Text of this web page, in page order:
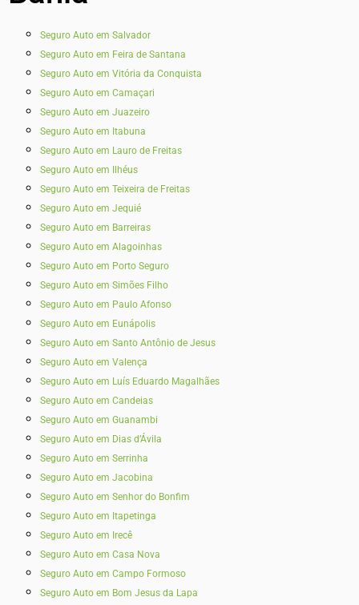
Seguro Auto em Salvador
Seguro Auto em Feira de Santana
Seguro Auto em Vitória da Conquista
Seguro Auto em Camaçari
Seguro Auto em Juazeiro
Seguro Auto em Itabuna
Seguro Auto em Lauro de Freitas
Seguro Auto em Ilhéus
Seguro Auto em Teixeira de Freitas
Seguro Auto em Jequié
Seguro Auto em Barreiras
Seguro Auto em Alagoinhas
Seguro Auto em Porto Seguro
Seguro Auto em Simões Filho
Seguro Auto em Paulo Afonso
Seguro Auto em Eunápolis
Seguro Auto em Santo Antônio de Jesus
Seguro Auto em Valença
Seguro Auto em Luís Eduardo Magalhães
Seguro Auto em Candeias
Seguro Auto em Guanambi
Seguro Auto em Dias d’Ávila
Seguro Auto em Serrinha
Seguro Auto em Jacobina
Seguro Auto em Senhor do Bonfim
Seguro Auto em Itapetinga
Seguro Auto em Irecê
Seguro Auto em Casa Nova
Seguro Auto em Campo Formoso
Seguro Auto em Bom Jesus da Lapa